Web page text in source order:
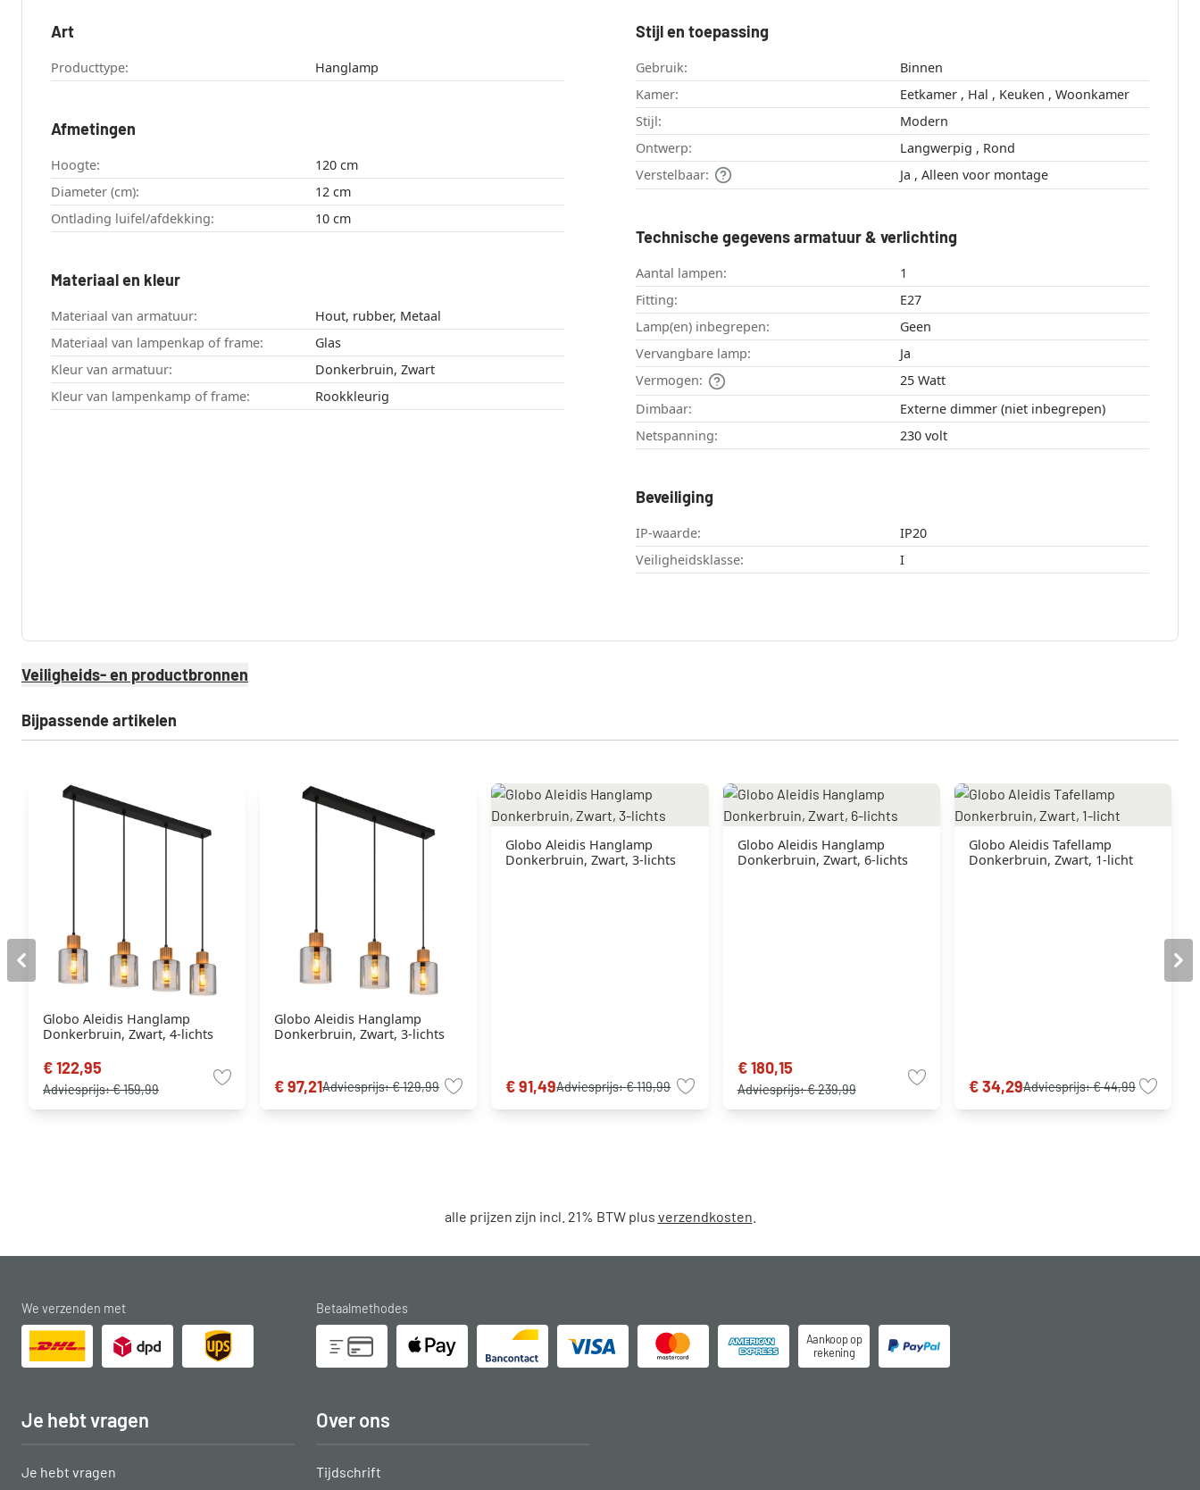
Art
Producttype: Hanglamp
Afmetingen
Hoogte:
120 cm
Diameter (cm):
12 cm
Ontlading luifel/afdekking:
10 cm
Materiaal en kleur
Materiaal van armatuur:
Hout, rubber, Metaal
Materiaal van lampenkap of frame:
Glas
Kleur van armatuur:
Donkerbruin, Zwart
Kleur van lampenkamp of frame:
Rookkleurig
Stijl en toepassing
Gebruik:
Binnen
Kamer:
Eetkamer , Hal , Keuken , Woonkamer
Stijl:
Modern
Ontwerp:
Langwerpig , Rond
Verstelbaar:
Ja , Alleen voor montage
Technische gegevens armatuur & verlichting
Aantal lampen:
1
Fitting:
E27
Lamp(en) inbegrepen:
Geen
Vervangbare lamp:
Ja
Vermogen:
25 Watt
Dimbaar:
Externe dimmer (niet inbegrepen)
Netspanning:
230 volt
Beveiliging
IP-waarde:
IP20
Veiligheidsklasse:
I
Veiligheids- en productbronnen
Bijpassende artikelen
Globo Aleidis Hanglamp
Donkerbruin, Zwart, 4-lichts
€ 122,95
Adviesprijs:€ 159,99
Globo Aleidis Hanglamp
Donkerbruin, Zwart, 3-lichts
€ 97,21Adviesprijs:€ 129,99
Globo Aleidis Hanglamp
Donkerbruin, Zwart, 3-lichts
€ 91,49Adviesprijs:€ 119,99
Globo Aleidis Hanglamp
Donkerbruin, Zwart, 6-lichts
€ 180,15
Adviesprijs:€ 239,99
Globo Aleidis Tafellamp
Donkerbruin, Zwart, 1-licht
€ 34,29Adviesprijs:€ 44,99
alle prijzen zijn incl. 21% BTW plus verzendkosten
We verzenden met Betaalmethodes
Aankoop op
rekening
Je hebt vragen
Je hebt vragen
Over ons
Tijdschrift